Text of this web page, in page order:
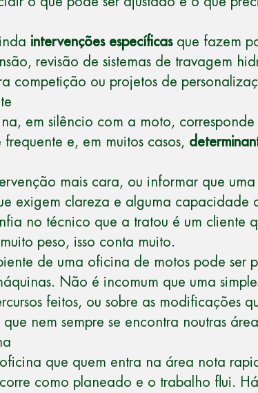
intervenções específicasque fazem
revisão de sistemas de travagem
competição ou projetos de
em silêncio com a moto,
e, em muitos casos,
mais cara, ou informar que
exigem clareza e alguma
no técnico que a tratou é um cliente
peso, isso conta muito.
de uma oficina de motos pode ser
Não é incomum que uma
feitos, ou sobre as modificações
nem sempre se encontra noutras
que quem entra na área nota
como planeado e o trabalho flui.